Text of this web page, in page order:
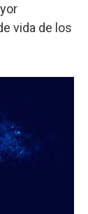
vida de los